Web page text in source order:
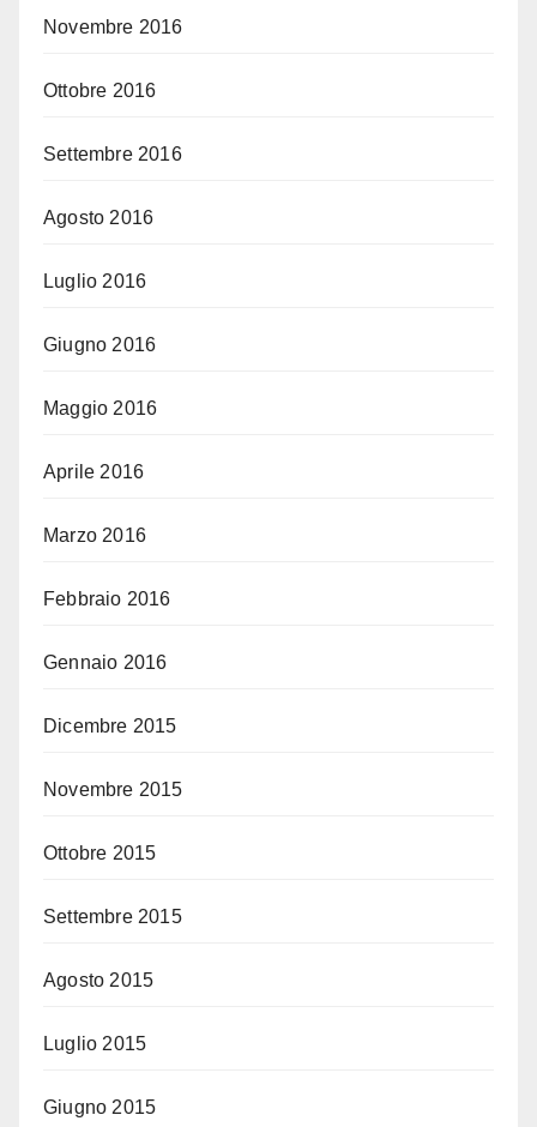
Novembre 2016
Ottobre 2016
Settembre 2016
Agosto 2016
Luglio 2016
Giugno 2016
Maggio 2016
Aprile 2016
Marzo 2016
Febbraio 2016
Gennaio 2016
Dicembre 2015
Novembre 2015
Ottobre 2015
Settembre 2015
Agosto 2015
Luglio 2015
Giugno 2015